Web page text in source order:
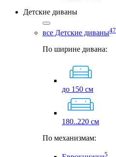
Детские диваны
все Детские диваны47
По ширине дивана:
до 150 см
180..220 см
По механизмам:
5